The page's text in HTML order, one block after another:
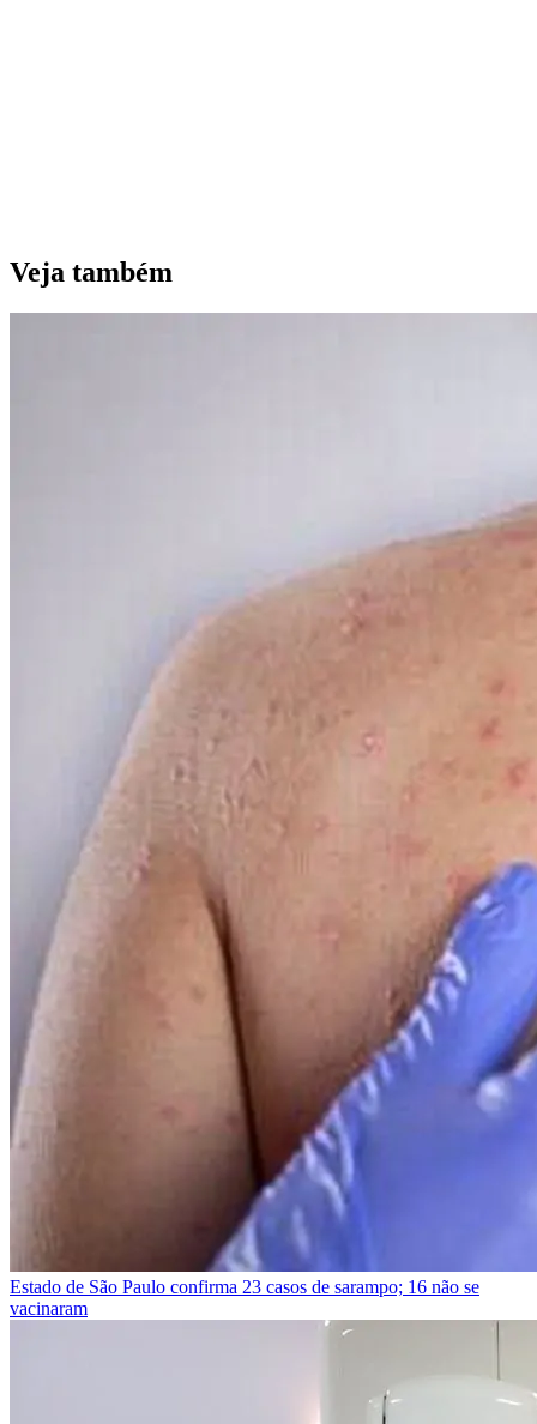
Veja também
Estado de São Paulo confirma 23 casos de sarampo; 16 não se
vacinaram